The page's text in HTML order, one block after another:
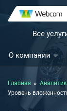
Все
О компании
Главная
Уровень